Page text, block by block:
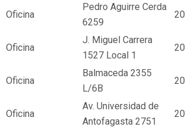
Oficina
Pedro Aguirre Cerda
6259
Oficina
J. Miguel Carrera
1527 Local 1
Oficina
Balmaceda 2355
L/6B
Oficina
Av. Universidad de
Antofagasta 2751